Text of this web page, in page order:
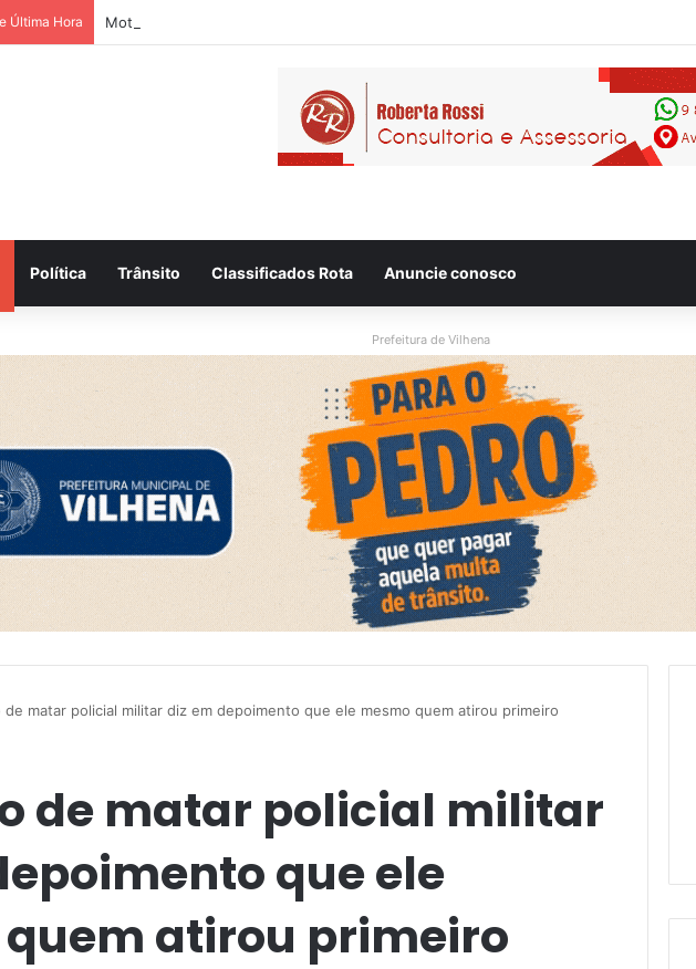
Última Hora
Política Trânsito Classificados Rota Anuncie conosco
Prefeitura de Vilhena
de matar policial militar diz em depoimento que ele mesmo quem atirou primeiro
de matar policial militar
que ele
atirou primeiro